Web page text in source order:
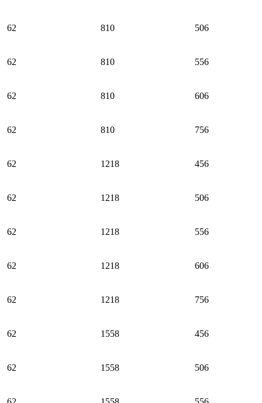
62 810 506
62 810 556
62 810 606
62 810 756
62 1218 456
62 1218 506
62 1218 556
62 1218 606
62 1218 756
62 1558 456
62 1558 506